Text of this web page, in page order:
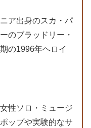
ア出身のスカ・パ
のブラッドリー・
の1996年ヘロイ
性ソロ・ミュージ
ップや実験的なサ